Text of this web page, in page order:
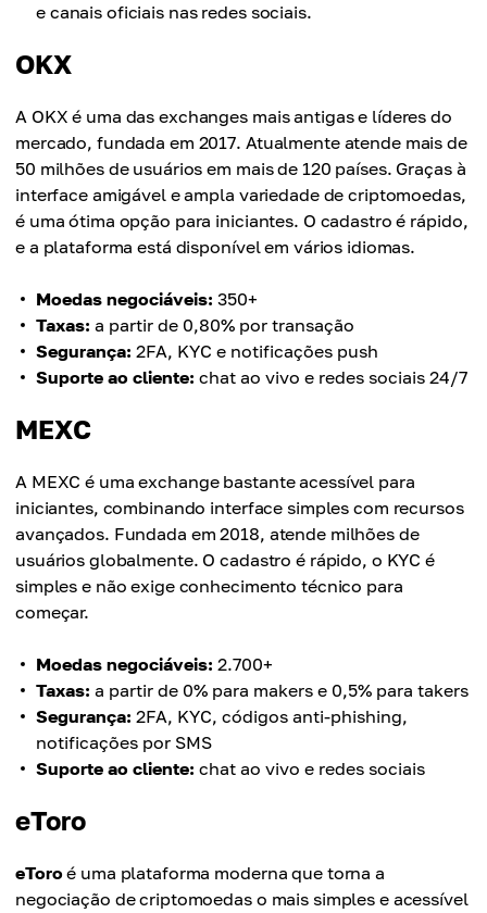
e canais oficiais nas redes sociais.
OKX
A OKX é uma das exchanges mais antigas e líderes do
mercado, fundada em 2017. Atualmente atende mais de
50 milhões de usuários em mais de 120 países. Graças à
interface amigável e ampla variedade de criptomoedas,
é uma ótima opção para iniciantes. O cadastro é rápido,
e a plataforma está disponível em vários idiomas.
Moedas negociáveis: 350+
Taxas: a partir de 0,80% por transação
Segurança: 2FA, KYC e notificações push
Suporte ao cliente: chat ao vivo e redes sociais 24/7
MEXC
A MEXC é uma exchange bastante acessível para
iniciantes, combinando interface simples com recursos
avançados. Fundada em 2018, atende milhões de
usuários globalmente. O cadastro é rápido, o KYC é
simples e não exige conhecimento técnico para
começar.
Moedas negociáveis: 2.700+
Taxas: a partir de 0% para makers e 0,5% para takers
Segurança: 2FA, KYC, códigos anti-phishing,
notificações por SMS
Suporte ao cliente: chat ao vivo e redes sociais
eToro
eToroé uma plataforma moderna que torna a
negociação de criptomoedas o mais simples e acessível